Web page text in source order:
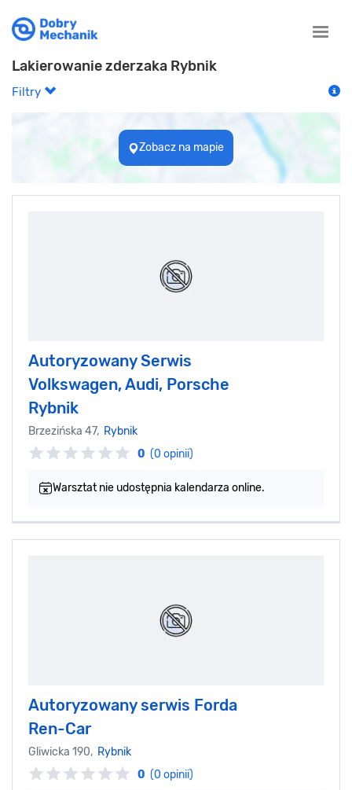
Toggle
Lakierowanie zderzaka Rybnik
Filtry
Zobacz na mapie
Autoryzowany Serwis
Volkswagen, Audi, Porsche
Rybnik
Brzezińska 47, Rybnik
0 (0 opinii)
Warsztat nie udostępnia kalendarza online.
Autoryzowany serwis Forda
Ren-Car
Gliwicka 190, Rybnik
0 (0 opinii)